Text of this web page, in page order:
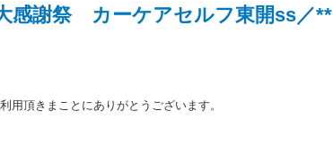
感謝祭 カーケアセルフ東開ss／**
用頂きまことにありがとうございます。